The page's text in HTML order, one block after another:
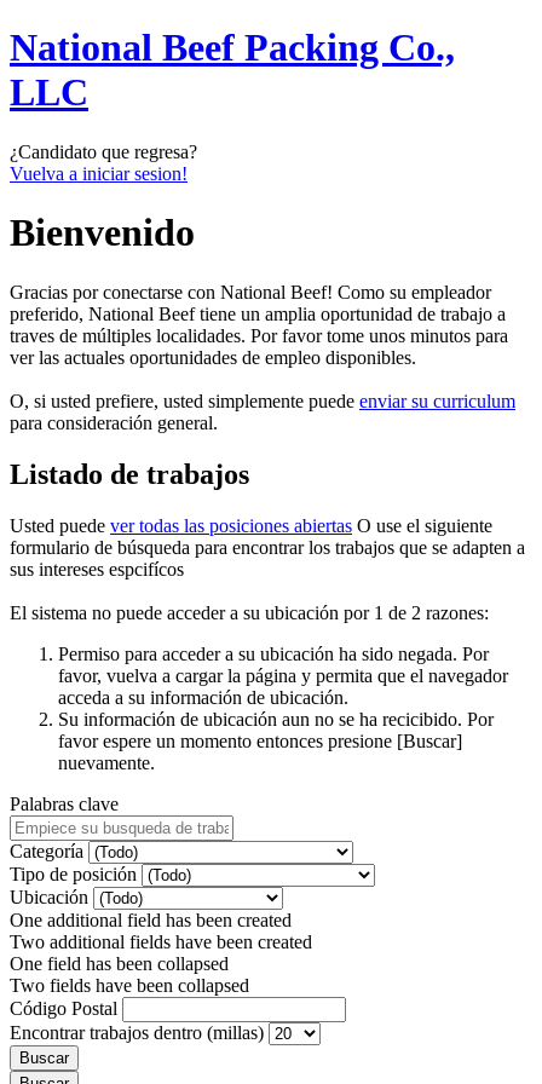
National Beef Packing Co.,
LLC
¿Candidato que regresa?
Vuelva a iniciar sesion!
Bienvenido
Gracias por conectarse con National Beef! Como su empleador
preferido, National Beef tiene un amplia oportunidad de trabajo a
traves de múltiples localidades. Por favor tome unos minutos para
ver las actuales oportunidades de empleo disponibles.
O, si usted prefiere, usted simplemente puede enviar su curriculum
para consideración general.
Listado de trabajos
Usted puede ver todas las posiciones abiertas O use el siguiente
formulario de búsqueda para encontrar los trabajos que se adapten a
sus intereses espcifícos
El sistema no puede acceder a su ubicación por 1 de 2 razones:
Permiso para acceder a su ubicación ha sido negada. Por
favor, vuelva a cargar la página y permita que el navegador
acceda a su información de ubicación.
Su información de ubicación aun no se ha recicibido. Por
favor espere un momento entonces presione [Buscar]
nuevamente.
Palabras clave
Categoría
Tipo de posición
Ubicación
One additional field has been created
Two additional fields have been created
One field has been collapsed
Two fields have been collapsed
Código Postal
Encontrar trabajos dentro (millas)